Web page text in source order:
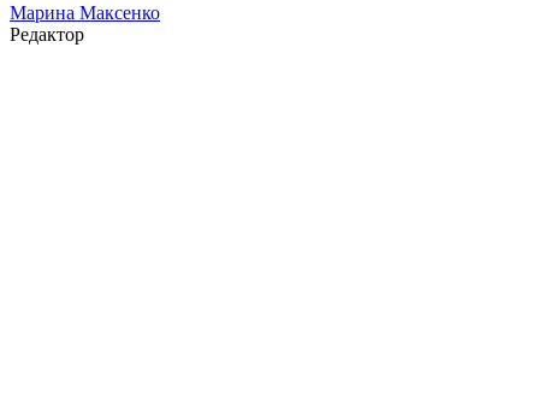
Марина Максенко
Редактор